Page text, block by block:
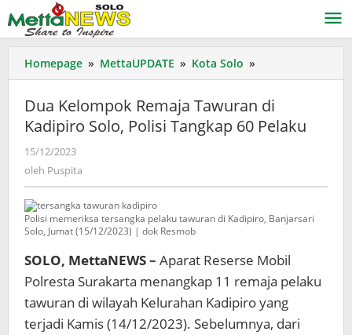
ke
konten
Homepage » MettaUPDATE » Kota Solo »
Kelompok
Tawuran
di
Pelaku
Dua Kelompok Remaja Tawuran di
Kadipiro Solo, Polisi Tangkap 60 Pelaku
15/12/2023
oleh Puspita
Polisi memeriksa tersangka pelaku tawuran di Kadipiro, Banjarsari
Solo, Jumat (15/12/2023) | dok Resmob
SOLO, MettaNEWS – Aparat Reserse Mobil
Polresta Surakarta menangkap 11 remaja pelaku
tawuran di wilayah Kelurahan Kadipiro yang
terjadi Kamis (14/12/2023). Sebelumnya, dari